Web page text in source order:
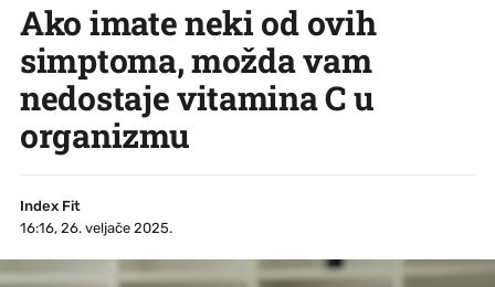
Ako imate neki od ovih
simptoma, možda vam
nedostaje vitamina C u
organizmu
Index Fit
16:16, 26. veljače 2025.